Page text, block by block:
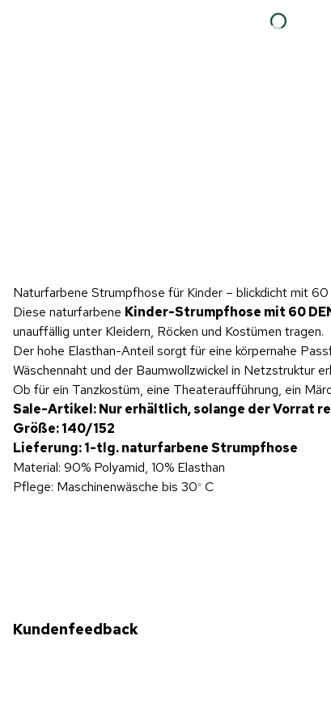
Naturfarbene Strumpfhose für Kinder – blickdicht mit
Diese naturfarbene Kinder-Strumpfhose mit 60
unauffällig unter Kleidern, Röcken und Kostümen tragen.
Der hohe Elasthan-Anteil sorgt für eine körpernahe
Wäschennaht und der Baumwollzwickel in Netzstruktur
Ob für ein Tanzkostüm, eine Theateraufführung, ein
Sale-Artikel: Nur erhältlich, solange der Vorrat
Größe: 140/152
Lieferung: 1-tlg. naturfarbene Strumpfhose
Material: 90% Polyamid, 10% Elasthan
Pflege: Maschinenwäsche bis 30° C
Kundenfeedback